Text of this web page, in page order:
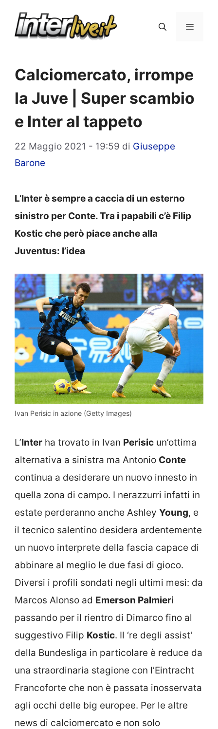
Menu
Calciomercato, irrompe
la Juve | Super scambio
e Inter al tappeto
22 Maggio 2021 - 19:59 di Giuseppe
Barone
L’Inter è sempre a caccia di un esterno
sinistro per Conte. Tra i papabili c’è Filip
Kostic che però piace anche alla
Juventus: l’idea
Ivan Perisic in azione (Getty Images)
L’Inter ha trovato in Ivan Perisic un’ottima
alternativa a sinistra ma Antonio Conte
continua a desiderare un nuovo innesto in
quella zona di campo. I nerazzurri infatti in
estate perderanno anche Ashley Young, e
il tecnico salentino desidera ardentemente
un nuovo interprete della fascia capace di
abbinare al meglio le due fasi di gioco.
Diversi i profili sondati negli ultimi mesi: da
Marcos Alonso ad Emerson Palmieri
passando per il rientro di Dimarco fino al
suggestivo Filip Kostic. Il ‘re degli assist’
della Bundesliga in particolare è reduce da
una straordinaria stagione con l’Eintracht
Francoforte che non è passata inosservata
agli occhi delle big europee. Per le altre
news di calciomercato e non solo